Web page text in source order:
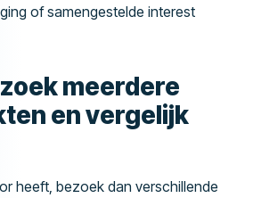
of samengestelde interest
meerdere
en vergelijk
heeft, bezoek dan verschillende